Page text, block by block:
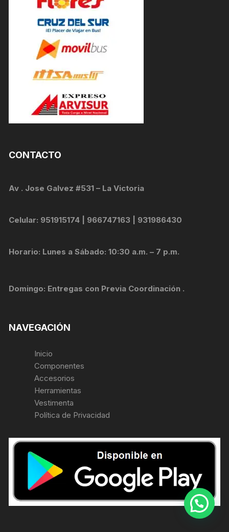
CONTACTO
Av . Jose Galvez #531 – La Victoria
Celular: 951915174 | 966747163 | 931986430
Horario: Lunes a Sábado: 10:30 a.m. – 7 p.m.
Domingo: Entregas con Previa Coordinación .
NAVEGACIÓN
Inicio
Componentes
Accesorios
Herramientas
Vestimenta
Política de Privacidad